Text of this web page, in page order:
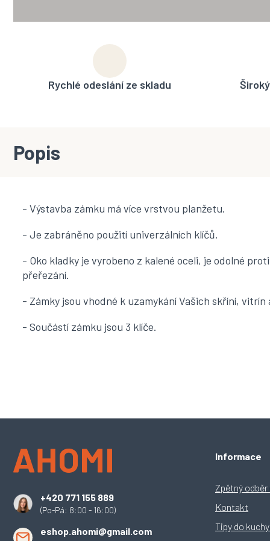
Rychlé odeslání ze skladu
Popis
- Výstavba zámku má více vrstvou planžetu.
- Je zabráněno použití univerzálních klíčů.
- Oko kladky je vyrobeno z kalené oceli, je odolné
přeřezání.
- Zámky jsou vhodné k uzamykání Vašich skříní, vitrín
- Součástí zámku jsou 3 klíče.
+420 771 155 889
(Po-Pá: 8:00 - 16:00)
eshop.ahomi@gmail.com
Informace
Zpětný
Kontakt
Tipy do